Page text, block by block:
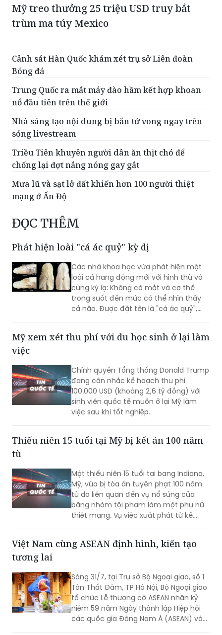
trùm ma túy Mexico
Cảnh sát Hàn Quốc khám xét trụ sở Liên đoàn
Bóng đá
Trung Quốc ra mắt máy đào hầm kết hợp khoan
nổ đầu tiên trên thế giới
Nhà sáng tạo nội dung bị bắn tử vong ngay trên
sóng livestream
Triều Tiên khuyên người dân ăn thịt chó để
chống lại đợt nắng nóng gay gắt
Mưa lũ và sạt lở đất khiến hơn 100 người thiệt
mạng ở Ấn Độ
ĐỌC THÊM
Phát hiện loài "cá ác quỷ" kỳ dị
Các nhà khoa học vừa phát hiện một
loài cá hang động mới với hình thù vô
trong suốt đến mức có thể nhìn thấy
cả não. Được đặt tên là "cá ác quỷ",
giá có thể là một trong những loài cá
hiếm nhất trên thế giới hiện nay.
Mỹ xem xét thu phí với du học sinh ở lại làm
việc
Chính quyền Tổng thống Donald Trump
đang cân nhắc kế hoạch thu phí
sinh viên quốc tế muốn ở lại Mỹ làm
việc sau khi tốt nghiệp.
Thiếu niên 15 tuổi tại Mỹ bị kết án 100 năm
tù
Một thiếu niên 15 tuổi tại bang Indiana,
Mỹ, vừa bị tòa án tuyên phạt 100 năm
băng nhóm tội phạm làm một phụ nữ
thiệt mạng. Vụ việc xuất phát từ kế
chứng, khiến một nạn nhân không liên
quan tử vong và hai người khác bị
thương.
Việt Nam cùng ASEAN định hình, kiến tạo
tương lai
Sáng 31/7, tại Trụ sở Bộ Ngoại giao, số 1
Tôn Thất Đàm, TP Hà Nội, Bộ Ngoại giao